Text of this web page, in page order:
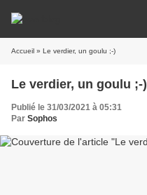
Accueil » Le verdier, un goulu ;-)
Le verdier, un goulu ;-)
Publié le 31/03/2021 à 05:31
Par Sophos